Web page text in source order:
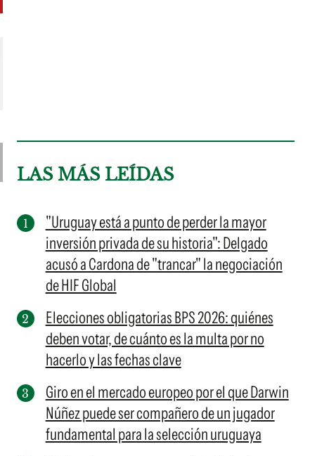
LAS MÁS LEÍDAS
"Uruguay está a punto de perder la mayor
inversión privada de su historia": Delgado
acusó a Cardona de "trancar" la negociación
de HIF Global
Elecciones obligatorias BPS 2026: quiénes
deben votar, de cuánto es la multa por no
hacerlo y las fechas clave
Giro en el mercado europeo por el que Darwin
Núñez puede ser compañero de un jugador
fundamental para la selección uruguaya